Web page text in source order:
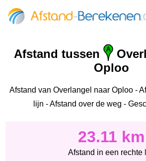
Afstand tussen
Oploo
Afstand van Overlangel naar Oploo -
lijn - Afstand over de weg -
23.11 km
Afstand in een rechte